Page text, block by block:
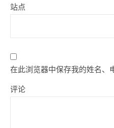
站点
在此浏览器中保存我的姓名、
评论